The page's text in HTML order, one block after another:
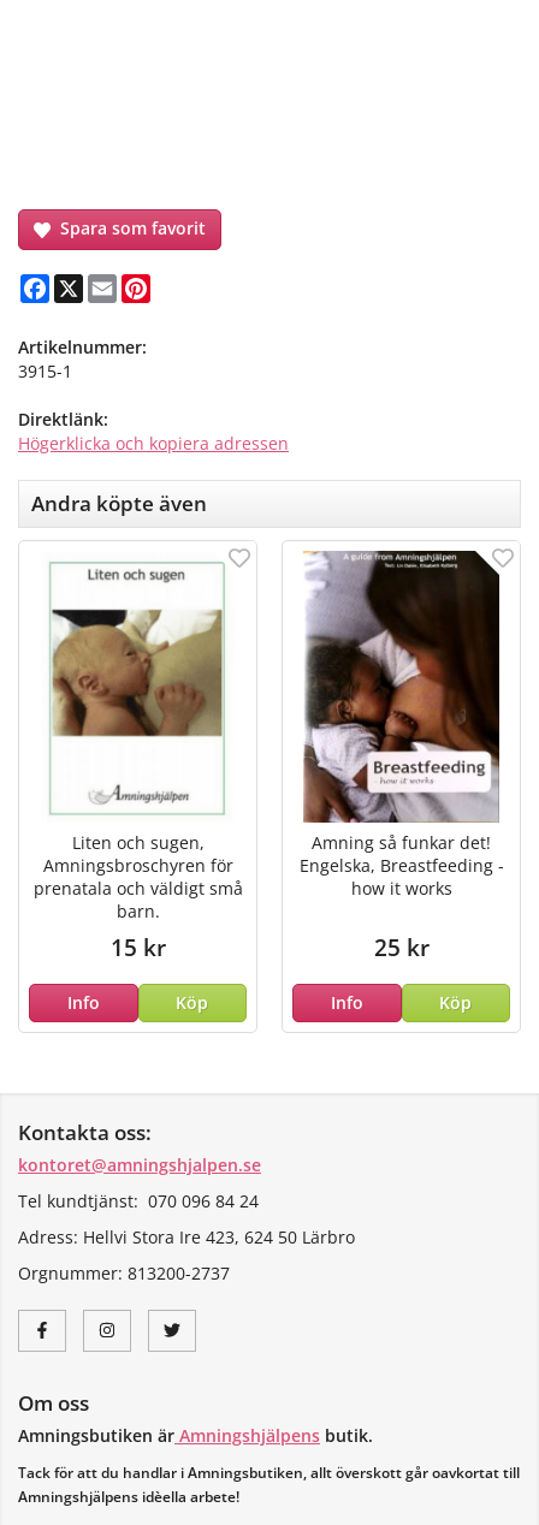
Spara som favorit
Facebook
X Email
Artikelnummer:
3915-1
Direktlänk:
Högerklicka och kopiera adressen
Andra köpte även
Liten och sugen,
Amningsbroschyren för
prenatala och väldigt små
barn.
15 kr
Info Köp
Amning så funkar det!
Engelska, Breastfeeding -
how it works
25 kr
Info Köp
Kontakta oss:
kontoret@amningshjalpen.se
Tel kundtjänst: 070 096 84 24
Adress: Hellvi Stora Ire 423, 624 50 Lärbro
Orgnummer: 813200-2737
Om oss
Amningsbutiken är Amningshjälpens butik.
Tack för att du handlar i Amningsbutiken, allt överskott går oavkortat till
Amningshjälpens idèella arbete!